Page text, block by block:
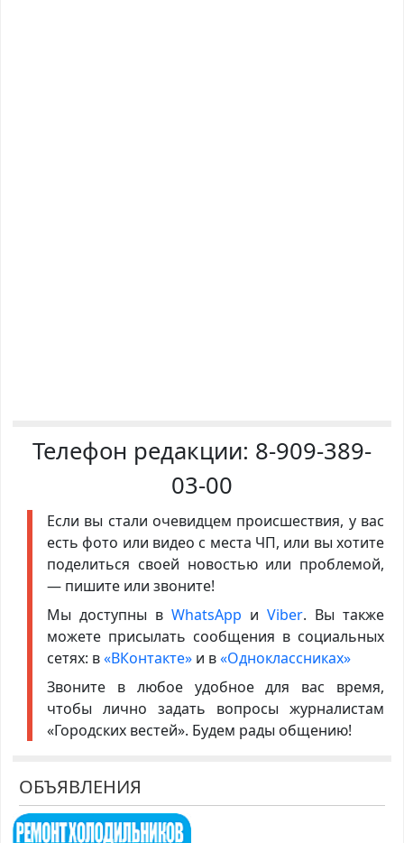
Телефон редакции: 8-909-389-
03-00
Если вы стали очевидцем происшествия, у вас
есть фото или видео с места ЧП, или вы хотите
поделиться своей новостью или проблемой,
— пишите или звоните!
Мы доступны в WhatsApp иViber. Вы также
можете присылать сообщения в социальных
сетях: в«ВКонтакте»и в«Одноклассниках»
Звоните в любое удобное для вас время,
чтобы лично задать вопросы журналистам
«Городских вестей». Будем рады общению!
ОБЪЯВЛЕНИЯ